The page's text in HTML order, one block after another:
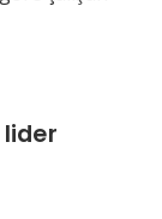
lider